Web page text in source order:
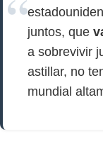
juntos, que
a sobrevivir
astillar, no
mundial